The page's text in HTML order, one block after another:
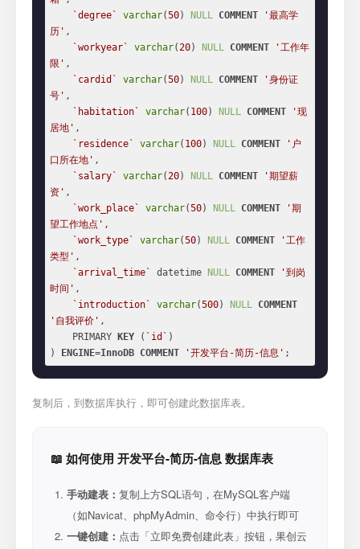
`degree`
varchar(50) NULL COMMENT
'最高学
历' ,
`workyear`
varchar(20) NULL COMMENT
'工作年
限' ,
`cardid`
varchar(50) NULL COMMENT
'身份证
号' ,
`habitation`
varchar( 100) NULL COMMENT
'现
居地' ,
`residence`
varchar( 100) NULL COMMENT
'户
口所在地' ,
`salary`
varchar(20) NULL COMMENT
'期望薪
资' ,
`work_place`
varchar(50) NULL COMMENT
'期
望工作地点' ,
`work_type`
varchar(50) NULL COMMENT
'工作
类型' ,
`arrival_time`
datetime NULL COMMENT
'到岗
时间' ,
`introduction`
varchar(500) NULL COMMENT
'自我评价' ,
    PRIMARY
KEY ( `id` )
)
ENGINE=InnoDB COMMENT '开发平台-简历-信息' ;
复制后，到数据库执行，即可创建此数据库表。
📖 如何使用 开发平台-简历-信息 数据库表
手动建表： 复制上方SQL语句，在MySQL客户端
（如Navicat、phpMyAdmin、命令行）中执行即可
一键创建： 点击「立即免费创建此表」按钮，果创云